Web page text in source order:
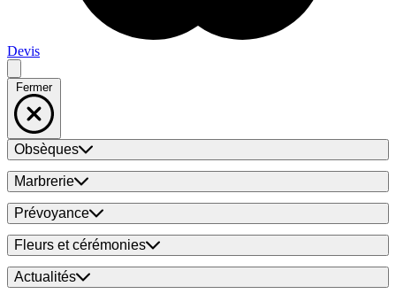
Devis
Fermer
Obsèques
Marbrerie
Prévoyance
Fleurs et cérémonies
Actualités